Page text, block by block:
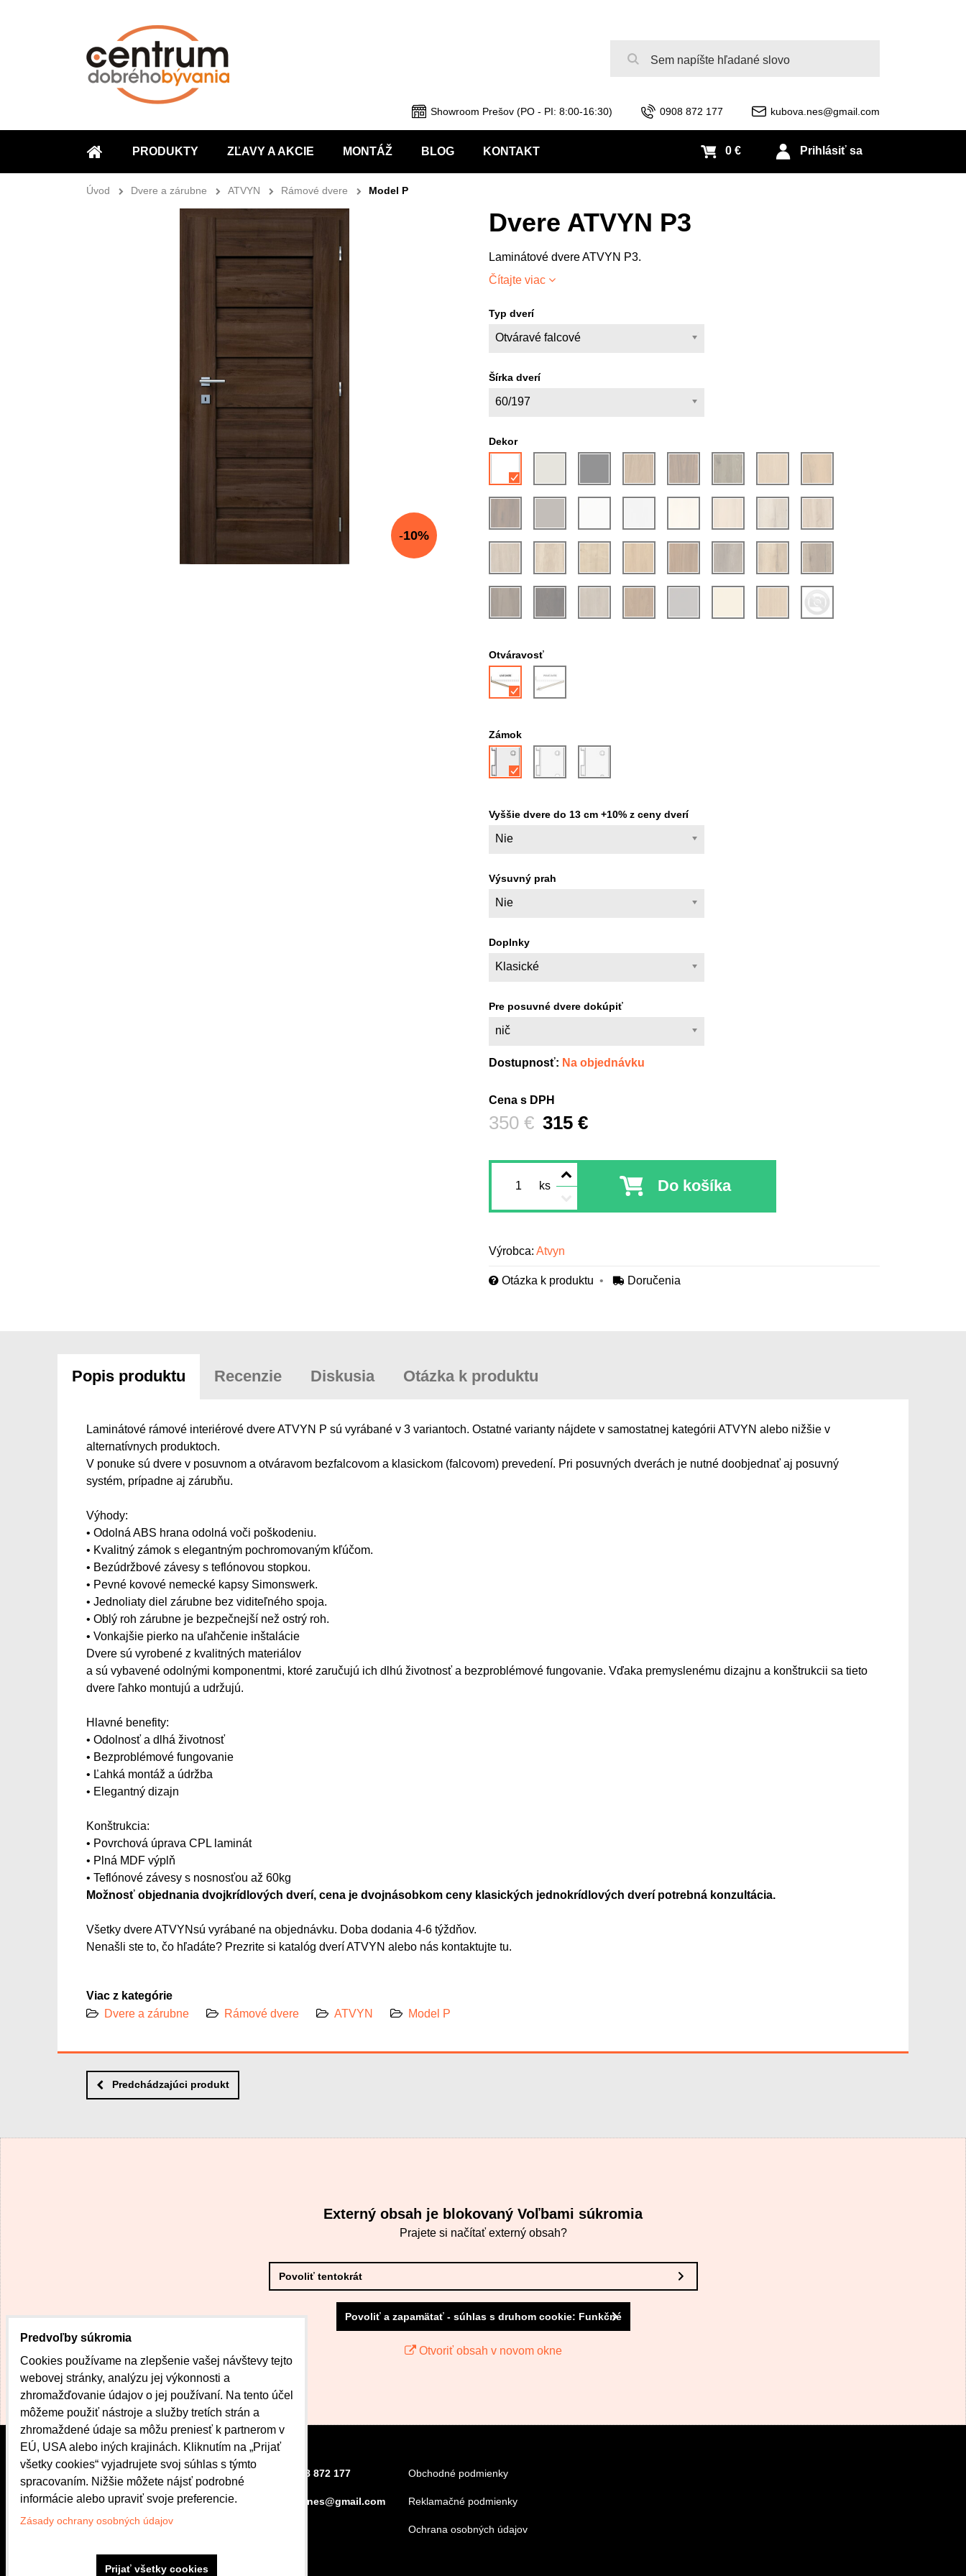
ÚVOD
PRODUKTY ZĽAVY A AKCIE MONTÁŽ BLOG KONTAKT
Showroom Prešov (PO - PI: 8:00-16:30) 0908 872 177 kubova.nes@gmail.com
Prihlásiť sa
0 €
Úvod Dvere a zárubne ATVYN Rámové dvere Model P
Dvere ATVYN P3
Laminátové dvere ATVYN P3.
Čítajte viac
10%
Typ dverí
Otváravé falcové
Šírka dverí
60/197
Dekor
Otváravosť
Zámok
Vyššie dvere do 13 cm +10% z ceny dverí
Nie
Výsuvný prah
Nie
Doplnky
Klasické
Pre posuvné dvere dokúpiť
nič
Dostupnosť: Na objednávku
Cena s DPH
315 €
Pred zľavou:
350 €
ks Do košíka
Výrobca: Atvyn
Otázka k produktu Doručenia
Popis produktu Recenzie Diskusia Otázka k produktu
Laminátové rámové interiérové dvere ATVYN P sú vyrábané v 3 variantoch. Ostatné varianty nájdete v samostatnej kategórii ATVYN alebo nižšie v
alternatívnych produktoch.
V ponuke sú dvere v posuvnom a otváravom bezfalcovom a klasickom (falcovom) prevedení. Pri posuvných dverách je nutné doobjednať aj posuvný
systém, prípadne aj zárubňu.
Výhody:
• Odolná ABS hrana odolná voči poškodeniu.
• Kvalitný zámok s elegantným pochromovaným kľúčom.
• Bezúdržbové závesy s teflónovou stopkou.
• Pevné kovové nemecké kapsy Simonswerk.
• Jednoliaty diel zárubne bez viditeľného spoja.
• Oblý roh zárubne je bezpečnejší než ostrý roh.
• Vonkajšie pierko na uľahčenie inštalácie
Dvere sú vyrobené z kvalitných materiálov
a sú vybavené odolnými komponentmi, ktoré zaručujú ich dlhú životnosť a bezproblémové fungovanie. Vďaka premyslenému dizajnu a konštrukcii sa tieto
dvere ľahko montujú a udržujú.
Hlavné benefity:
• Odolnosť a dlhá životnosť
• Bezproblémové fungovanie
• Ľahká montáž a údržba
• Elegantný dizajn
Konštrukcia:
• Povrchová úprava CPL laminát
• Plná MDF výplň
• Teflónové závesy s nosnosťou až 60kg
Možnosť objednania dvojkrídlových dverí, cena je dvojnásobkom ceny klasických jednokrídlových dverí potrebná konzultácia.
Všetky dvere ATVYNsú vyrábané na objednávku. Doba dodania 4-6 týždňov.
Nenašli ste to, čo hľadáte? Prezrite si katalóg dverí ATVYN alebo nás kontaktujte tu.
Viac z kategórie
Dvere a zárubne
Rámové dvere ATVYN Model P
Predchádzajúci produkt
Externý obsah je blokovaný Voľbami súkromia
Prajete si načítať externý obsah?
Povoliť tentokrát
Povoliť a zapamätať - súhlas s druhom cookie: Funkčné
Otvoriť obsah v novom okne
CENTRUM DOBRÉHO
BÝVANIA
Bardejovská 42
080 01 Prešov
Po.-Pi.: 8:00 - 16:30
+421 908 872 177
kubova.nes@gmail.com
Obchodné podmienky
Reklamačné podmienky
Ochrana osobných údajov
Predvoľby súkromia
Cookies používame na zlepšenie vašej návštevy tejto
webovej stránky, analýzu jej výkonnosti a
zhromažďovanie údajov o jej používaní. Na tento účel
môžeme použiť nástroje a služby tretích strán a
zhromaždené údaje sa môžu preniesť k partnerom v
EÚ, USA alebo iných krajinách. Kliknutím na „Prijať
všetky cookies“ vyjadrujete svoj súhlas s týmto
spracovaním. Nižšie môžete nájsť podrobné
informácie alebo upraviť svoje preferencie.
Zásady ochrany osobných údajov
Prijať všetky cookies